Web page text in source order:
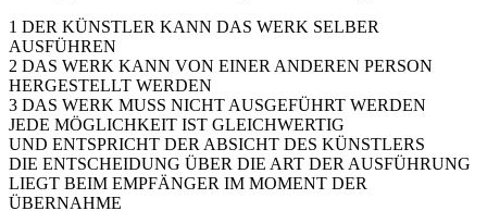
1 DER KÜNSTLER KANN DAS WERK SELBER
AUSFÜHREN
2 DAS WERK KANN VON EINER ANDEREN PERSON
HERGESTELLT WERDEN
3 DAS WERK MUSS NICHT AUSGEFÜHRT WERDEN
JEDE MÖGLICHKEIT IST GLEICHWERTIG
UND ENTSPRICHT DER ABSICHT DES KÜNSTLERS
DIE ENTSCHEIDUNG ÜBER DIE ART DER AUSFÜHRUNG
LIEGT BEIM EMPFÄNGER IM MOMENT DER
ÜBERNAHME